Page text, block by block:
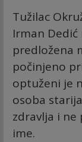
Tužilac
Irman
predložena
počinjeno
optuženi je
osoba
zdravlja i ne
ime.